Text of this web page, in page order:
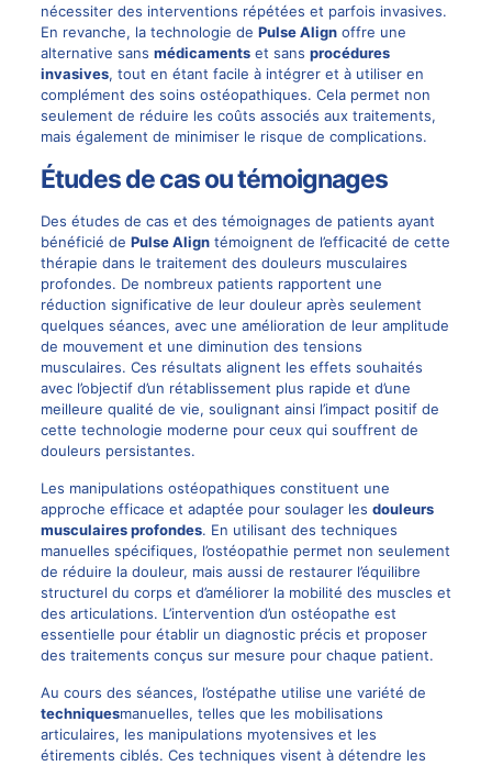
nécessiter des interventions répétées et parfois invasives.
En revanche, la technologie de Pulse Alignoffre une
alternative sans médicamentset sans procédures
invasives, tout en étant facile à intégrer et à utiliser en
complément des soins ostéopathiques. Cela permet non
seulement de réduire les coûts associés aux traitements,
mais également de minimiser le risque de complications.
Études de cas ou témoignages
Des études de cas et des témoignages de patients ayant
bénéficié de Pulse Aligntémoignent de l’efficacité de cette
thérapie dans le traitement des douleurs musculaires
profondes. De nombreux patients rapportent une
réduction significative de leur douleur après seulement
quelques séances, avec une amélioration de leur amplitude
de mouvement et une diminution des tensions
musculaires. Ces résultats alignent les effets souhaités
avec l’objectif d’un rétablissement plus rapide et d’une
meilleure qualité de vie, soulignant ainsi l’impact positif de
cette technologie moderne pour ceux qui souffrent de
douleurs persistantes.
Les manipulations ostéopathiques constituent une
approche efficace et adaptée pour soulager les douleurs
musculaires profondes. En utilisant des techniques
manuelles spécifiques, l’ostéopathie permet non seulement
de réduire la douleur, mais aussi de restaurer l’équilibre
structurel du corps et d’améliorer la mobilité des muscles et
des articulations. L’intervention d’un ostéopathe est
essentielle pour établir un diagnostic précis et proposer
des traitements conçus sur mesure pour chaque patient.
Au cours des séances, l’ostépathe utilise une variété de
techniquesmanuelles, telles que les mobilisations
articulaires, les manipulations myotensives et les
étirements ciblés. Ces techniques visent à détendre les